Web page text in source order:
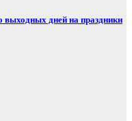
выходных дней на праздники